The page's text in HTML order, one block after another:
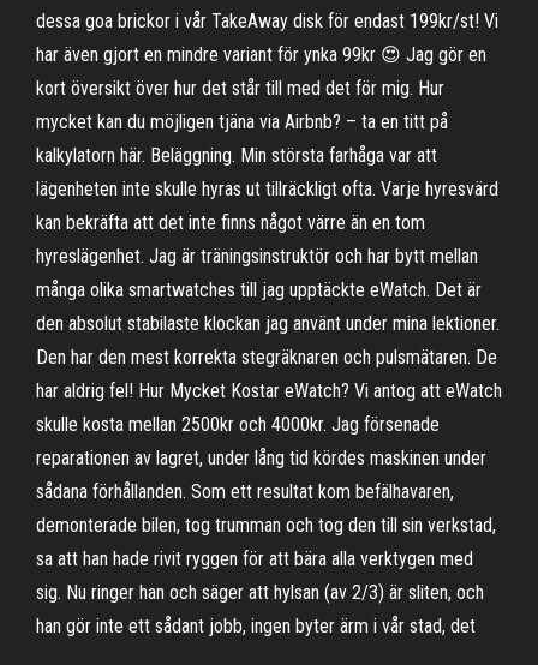
dessa goa brickor i vår TakeAway disk för endast 199kr/st! Vi
har även gjort en mindre variant för ynka 99kr 😍 Jag gör en
kort översikt över hur det står till med det för mig. Hur
mycket kan du möjligen tjäna via Airbnb? – ta en titt på
kalkylatorn här. Beläggning. Min största farhåga var att
lägenheten inte skulle hyras ut tillräckligt ofta. Varje hyresvärd
kan bekräfta att det inte finns något värre än en tom
hyreslägenhet. Jag är träningsinstruktör och har bytt mellan
många olika smartwatches till jag upptäckte eWatch. Det är
den absolut stabilaste klockan jag använt under mina lektioner.
Den har den mest korrekta stegräknaren och pulsmätaren. De
har aldrig fel! Hur Mycket Kostar eWatch? Vi antog att eWatch
skulle kosta mellan 2500kr och 4000kr. Jag försenade
reparationen av lagret, under lång tid kördes maskinen under
sådana förhållanden. Som ett resultat kom befälhavaren,
demonterade bilen, tog trumman och tog den till sin verkstad,
sa att han hade rivit ryggen för att bära alla verktygen med
sig. Nu ringer han och säger att hylsan (av 2/3) är sliten, och
han gör inte ett sådant jobb, ingen byter ärm i vår stad, det